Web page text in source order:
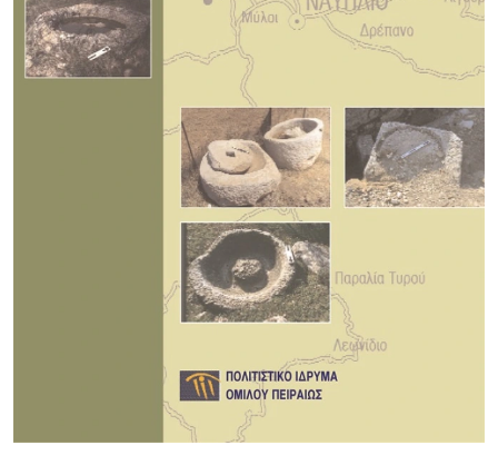
Μουσείο Ελιάς και Ελληνικού Λαδιού
Μουσείο Βιομηχανικής Ελαιουργίας
Μουσείο Πλινθοκεραμοποιίας N. & Σ.